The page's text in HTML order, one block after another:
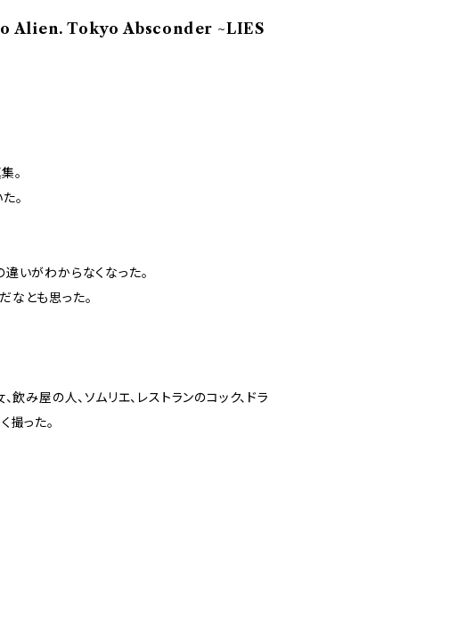
Alien. Tokyo Absconder ~LIES
。
。
いがわからなくなった。
なとも思った。
飲み屋の人、ソムリエ、レストランのコック、ドラ
撮った。